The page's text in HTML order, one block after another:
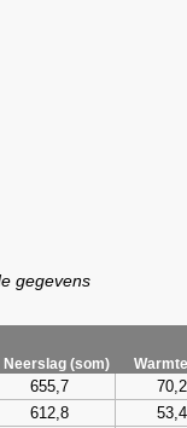
gegevens
Neerslag (som)
655,7 70,2
612,8 53,4